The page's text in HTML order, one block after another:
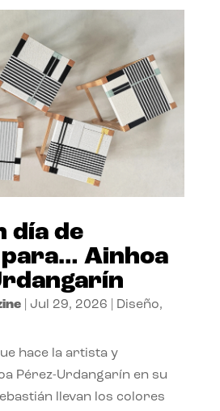
día de
Ainhoa
| Jul 29, 2026 Diseño,
hace la artista y
Pérez-Urdangarín en su
llevan los colores